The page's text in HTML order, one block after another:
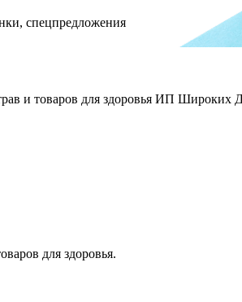
спецпредложения
и товаров для здоровья ИП Широких
для здоровья.